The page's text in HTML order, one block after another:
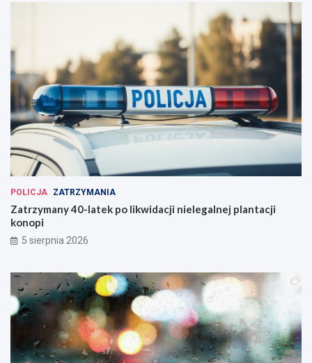
POLICJA ZATRZYMANIA
Zatrzymany 40-latek po likwidacji nielegalnej plantacji
konopi
5 sierpnia 2026